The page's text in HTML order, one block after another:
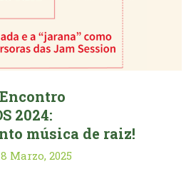
2024:
música de raiz!
Marzo, 2025